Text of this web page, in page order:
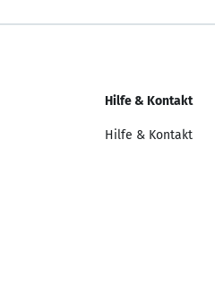
Hilfe & Kontakt
Hilfe & Kontakt